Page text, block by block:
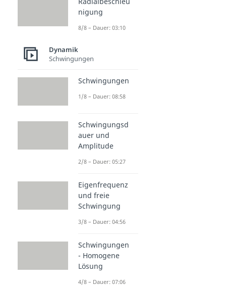
nigung
8/8 – Dauer: 03:10
Dynamik
Schwingungen
Schwingungen
1/8 – Dauer: 08:58
Schwingungsd
auer und
Amplitude
2/8 – Dauer: 05:27
Eigenfrequenz
und freie
Schwingung
3/8 – Dauer: 04:56
Schwingungen
- Homogene
Lösung
4/8 – Dauer: 07:06